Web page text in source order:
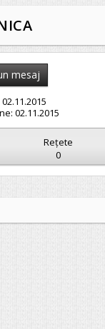
mesaj
02.11.2015
02.11.2015
Reţete
0